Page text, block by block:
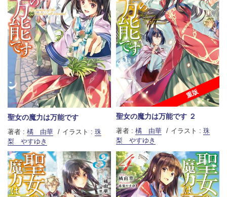
聖女の魔力は万能です
著者 : 橘 由華 イラスト : 珠
梨 やすゆき
重版
聖女の魔力は万能です ２
著者 : 橘 由華 イラスト : 珠
梨 やすゆき